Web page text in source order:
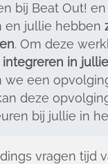
bij Beat Out!
en jullie hebben
. Om deze
integreren in
we een
deze
bij jullie in
vragen tijd